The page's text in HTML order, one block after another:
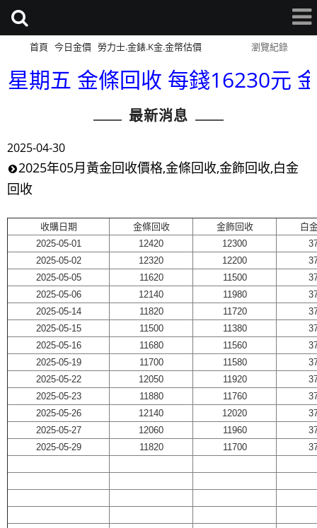
首頁 今日金價 勞力士.金錶.K金.金幣估價 瀏覽紀錄
期五 金條回收 每錢16230元
最新消息
2025-04-30
2025年05月黃金回收價格,金條回收,金飾回收,白金
回收
收購日期 金條回收 金飾回收
白
2025-05-01
12420 12300
2025-05-02
12320 12200
2025-05-05
11620 11500
2025-05-06
12140 11980
2025-05-14
11820 11720
2025-05-15
11500 11380
2025-05-16
11680 11560
2025-05-19
11700 11580
2025-05-22
12050 11920
2025-05-23
11880 11760
2025-05-26
12140 12020
2025-05-27
12060 11960
2025-05-29
11820 11700